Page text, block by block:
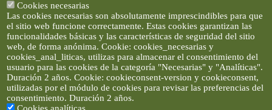
Cookies necesarias
Las cookies necesarias son absolutamente imprescindibles para que
el sitio web funcione correctamente. Estas cookies garantizan las
funcionalidades básicas y las características de seguridad del sitio
web, de forma anónima. Cookie: cookies_necesarias y
cookies_anal_liticas, utilizas para almacenar el consentimiento del
usuario para las cookies de la categoría "Necesarias" y "Analíticas".
Duración 2 años. Cookie: cookieconsent-version y cookieconsent,
utilizadas por el módulo de cookies para revisar las preferencias del
consentimiento. Duración 2 años.